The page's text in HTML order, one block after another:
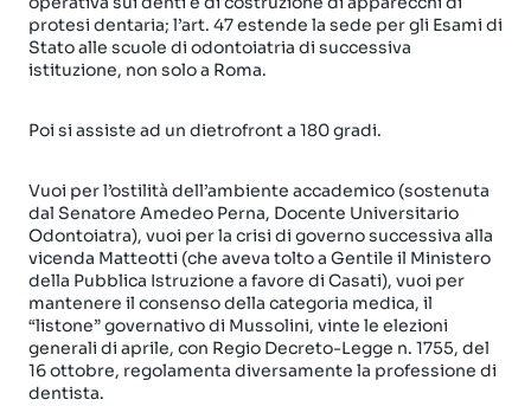
protesi dentaria; l’art. 47 estende la sede per gli Esami di
Stato alle scuole di odontoiatria di successiva
istituzione, non solo a Roma.
Poi si assiste ad un dietrofront a 180 gradi.
Vuoi per l’ostilità dell’ambiente accademico (sostenuta
dal Senatore Amedeo Perna, Docente Universitario
Odontoiatra), vuoi per la crisi di governo successiva alla
vicenda Matteotti (che aveva tolto a Gentile il Ministero
della Pubblica Istruzione a favore di Casati), vuoi per
mantenere il consenso della categoria medica, il
“listone” governativo di Mussolini, vinte le elezioni
generali di aprile, con Regio Decreto-Legge n. 1755, del
16 ottobre, regolamenta diversamente la professione di
dentista.